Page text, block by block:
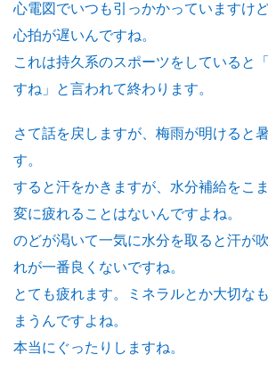
心電図でいつも引っかかっていますけど
心拍が遅いんですね。
これは持久系のスポーツをしていると
すね」と言われて終わります。
さて話を戻しますが、梅雨が明けると
す。
すると汗をかきますが、水分補給をこ
変に疲れることはないんですよね。
のどが渇いて一気に水分を取ると汗が
れが一番良くないですね。
とても疲れます。ミネラルとか大切な
まうんですよね。
本当にぐったりしますね。